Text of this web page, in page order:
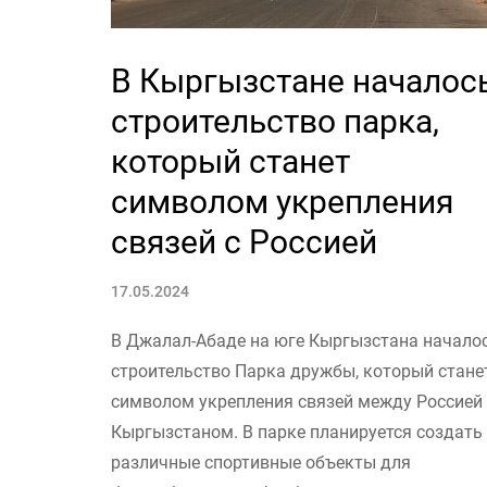
В Кыргызстане
строительство парка,
который станет
символом укрепления
связей с Россией
17.05.2024
В Джалал-Абаде на юге Кыргызстана
строительство Парка дружбы, который
символом укрепления связей между Россией
Кыргызстаном. В парке планируется создать
различные спортивные объекты для